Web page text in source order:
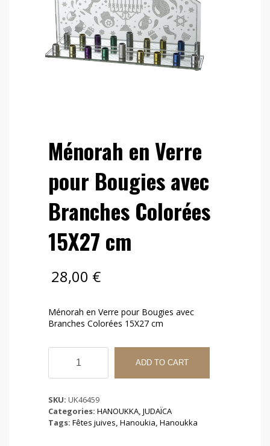
Ménorah en Verre
pour Bougies avec
Branches Colorées
15X27 cm
28,00 €
Ménorah en Verre pour Bougies avec
Branches Colorées 15X27 cm
Ménorah
Verre
Bougies
avec
Branches
ADD TO CART
SKU: UK46459
Categories: HANOUKKA, JUDAÏCA
Tags: Fêtes juives, Hanoukia, Hanoukka